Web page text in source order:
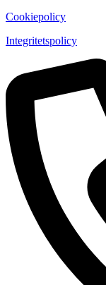
Cookiepolicy
Integritetspolicy